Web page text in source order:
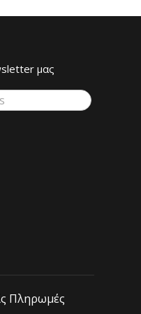
μας
Πληρωμές